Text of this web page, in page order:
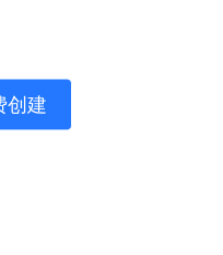
创建